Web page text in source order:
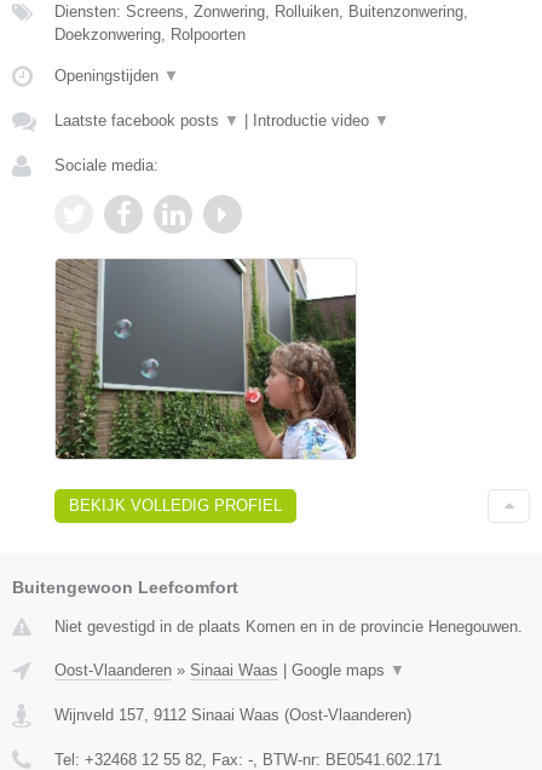
Diensten: Screens, Zonwering, Rolluiken, Buitenzonwering,
Doekzonwering, Rolpoorten
Openingstijden ▼
Laatste facebook posts ▼ Introductie video ▼
Sociale media:
BEKIJK VOLLEDIG PROFIEL
Buitengewoon Leefcomfort
Niet gevestigd in de plaats Komen en in de provincie Henegouwen.
Oost-Vlaanderen » Sinaai Waas | Google maps ▼
Wijnveld 157 9112 Sinaai Waas (Oost-Vlaanderen)
Tel: +32468 12 55 82 , Fax: - , BTW-nr: BE0541.602.171